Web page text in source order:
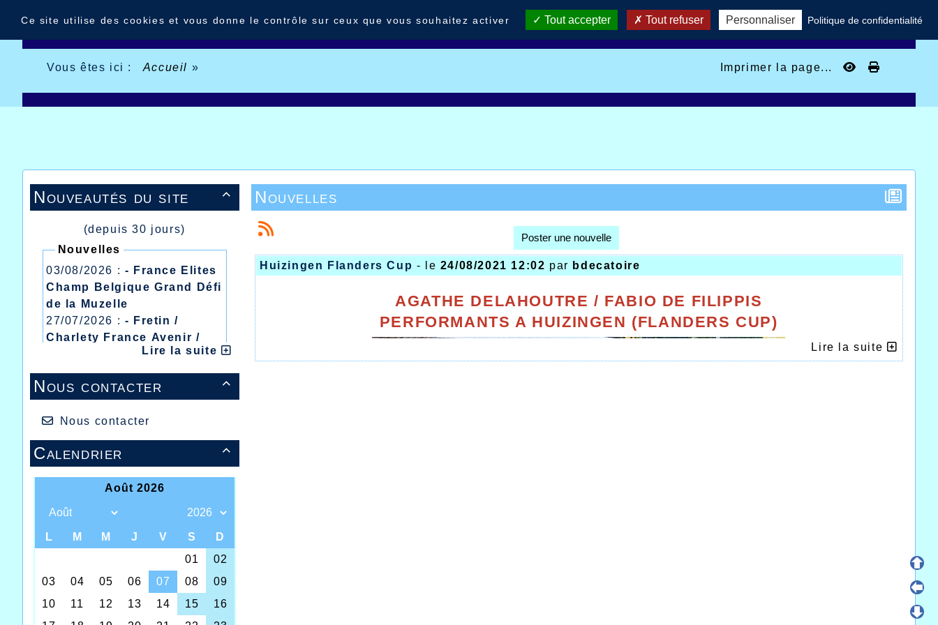
Vous êtes ici : Accueil » Imprimer la page...

Nouveautés du site
(depuis 30 jours)
Nouvelles
03/08/2026 : - France Elites
Champ Belgique Grand Défi
de la Muzelle
27/07/2026 : - Fretin /
Charlety France Avenir /
Heusden Zolder
20/07/2026 :- Courtrai /
Mont des Cats
Meeting Abeilles /
Régionaux /
Lire la suite

Nous contacter
Nous contacter

Calendrier
Nouvelles
Poster une nouvelle
Huizingen Flanders Cup - le 24/08/2021 12:02 par bdecatoire
AGATHE DELAHOUTRE / FABIO DE FILIPPIS
PERFORMANTS A HUIZINGEN (FLANDERS CUP)
Lire la suite
Ce site utilise des cookies et vous donne le contrôle sur ceux que vous souhaitez activer Tout accepter Tout refuser Personnaliser Politique de confidentialité